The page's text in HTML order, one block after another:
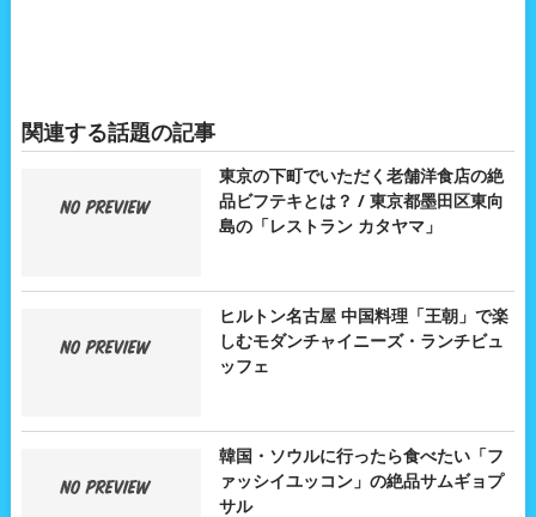
関連する話題の記事
東京の下町でいただく老舗洋食店の絶
品ビフテキとは？ / 東京都墨田区東向
島の「レストラン カタヤマ」
ヒルトン名古屋 中国料理「王朝」で楽
しむモダンチャイニーズ・ランチビュ
ッフェ
韓国・ソウルに行ったら食べたい「フ
ァッシイユッコン」の絶品サムギョプ
サル